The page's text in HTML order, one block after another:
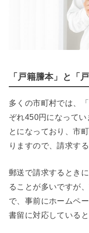
「戸籍謄本」と「
多くの市町村では、
ぞれ450円になって
とになっており、市
りますので、請求す
郵送で請求するとき
ることが多いですが
で、事前にホームペ
書留に対応している